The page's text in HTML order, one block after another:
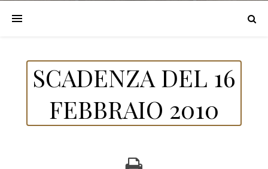
SCADENZA DEL 16
FEBBRAIO 2010